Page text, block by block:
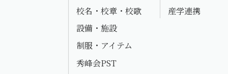
校名・校章・校歌
設備・施設
制服・アイテム
秀峰会PST
産学連携